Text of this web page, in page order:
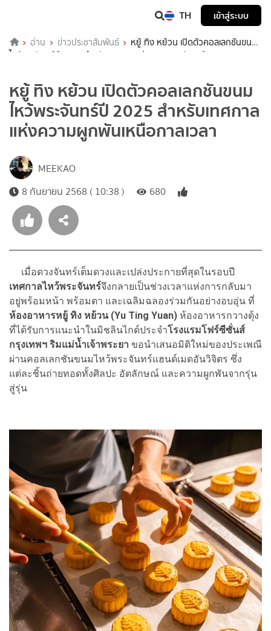
TH เข้าสู่ระบบ
อ่าน ข่าวประชาสัมพันธ์
หยู้ ทิง หย้วน เปิดตัวคอลเลกชันขนม
ไหว้พระจันทร์ปี 2025 สำหรับเทศกาลแห่งความผูกพันเหนือกาลเวลา
หยู้ ทิง หย้วน เปิดตัวคอลเลกชันขนม
ไหว้พระจันทร์ปี 2025 สำหรับเทศกาล
แห่งความผูกพันเหนือกาลเวลา
MEEKAO
8 กันยายน 2568 ( 10:38 )
680
เมื่อดวงจันทร์เต็มดวงและเปล่งประกายที่สุดในรอบปี
เทศกาลไหว้พระจันทร์จึงกลายเป็นช่วงเวลาแห่งการกลับมา
อยู่พร้อมหน้า พร้อมตา และเฉลิมฉลองร่วมกันอย่างอบอุ่น ที่
ห้องอาหารหยู้ ทิง หย้วน (Yu Ting Yuan) ห้องอาหารกวางตุ้ง
ที่ได้รับการแนะนำในมิชลินไกด์ประจำโรงแรมโฟร์ซีซั่นส์
กรุงเทพฯ ริมแม่น้ำเจ้าพระยา ขอนำเสนอมิติใหม่ของประเพณี
ผ่านคอลเลกชันขนมไหว้พระจันทร์แฮนด์เมดอันวิจิตร ซึ่ง
แต่ละชิ้นถ่ายทอดทั้งศิลปะ อัตลักษณ์ และความผูกพันจากรุ่น
สู่รุ่น